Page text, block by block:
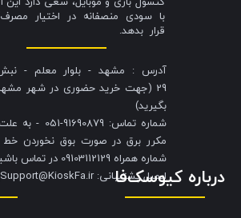
با سودی منصفانه در اختیار
قرار بدهد.
آدرس : مشهد - بلوار معلم -
29 (جهت خرید حضوری در شهر
بگیرید)
شماره تماس:
مکرر برق در صورت بوق نخوردن خط
شماره همراه 09103112129 در تماس باشید.
​​​​​​​ایمیل پشتیبانی: Support@KioskFa.ir
درباره کیوسک‌فا